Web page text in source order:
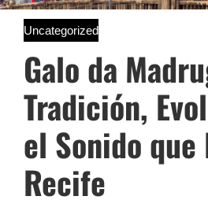
Uncategorized
Galo da
Tradición,
el Sonido
Recife